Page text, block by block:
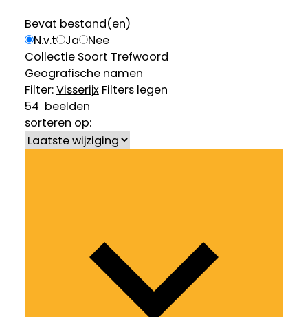
Bevat bestand(en)
N.v.t
Ja
Nee
Collectie Soort Trefwoord
Geografische namen
Filter:Visserijx Filters legen
54 beelden
sorteren op: